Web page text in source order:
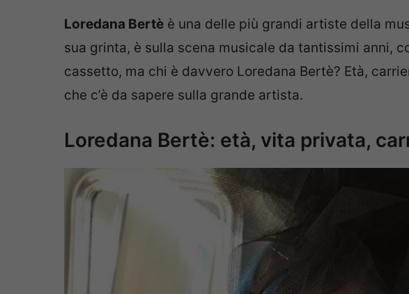
Loredana Bertè è una delle più grandi artiste della
sua grinta, è sulla scena musicale da tantissimi anni,
cassetto, ma chi è davvero Loredana Bertè? Età,
che c’è da sapere sulla grande artista.
Loredana Bertè: età, vita privata,